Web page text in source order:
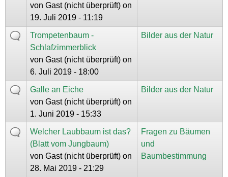
von Gast (nicht überprüft) on
19. Juli 2019 - 11:19
Trompetenbaum -
Schlafzimmerblick
von Gast (nicht überprüft) on
6. Juli 2019 - 18:00
Bilder aus der Natur
Galle an Eiche
von Gast (nicht überprüft) on
1. Juni 2019 - 15:33
Bilder aus der Natur
Welcher Laubbaum ist das?
(Blatt vom Jungbaum)
von Gast (nicht überprüft) on
28. Mai 2019 - 21:29
Fragen zu Bäumen
und
Baumbestimmung